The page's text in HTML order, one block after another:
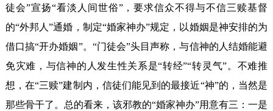
徒会”宣扬“看淡人间世俗”，要求信众不得与不信三赎基督
的“外邦人”通婚，制定“婚家神办”规定，以婚姻是神安排的为
借口搞“开办婚姻”。“门徒会”头目声称，与信神的人结婚能避
免灾难，与信神的人发生性关系是“转经”“转灵气”。不难推
想，在“三赎”建制内，信徒们能见到的最接近“神”的，当然是
那些骨干了。总的看来，该邪教的“婚家神办”用意有三：一是